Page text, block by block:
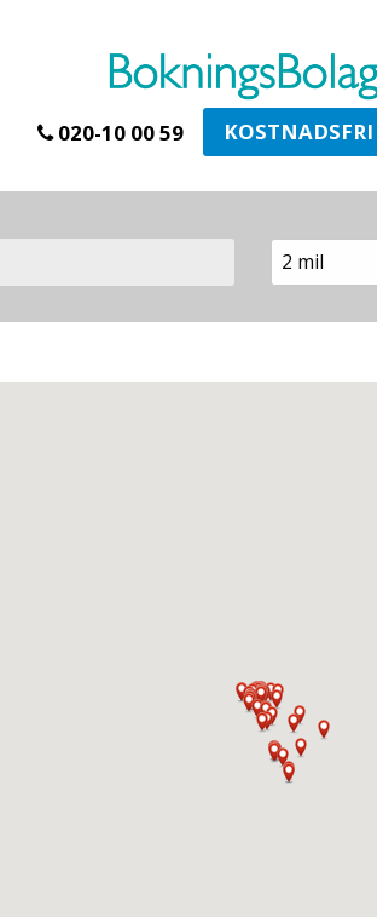
020-10 00 59